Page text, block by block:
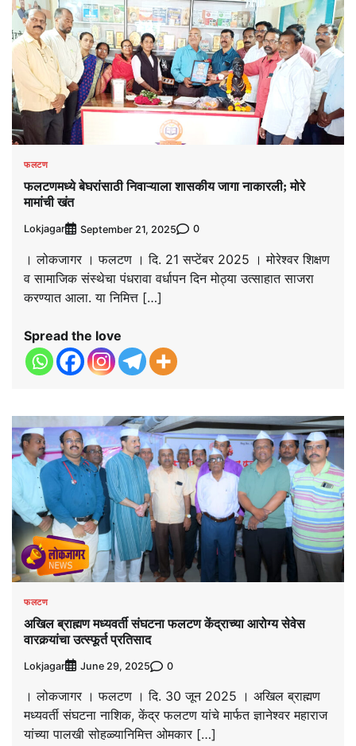
फलटण
फलटणमध्ये बेघरांसाठी निवाऱ्याला शासकीय जागा नाकारली; मोरे
मामांची खंत
Lokjagar September 21, 2025 0
। लोकजागर । फलटण । दि. 21 सप्टेंबर 2025 । मोरेश्वर शिक्षण
व सामाजिक संस्थेचा पंधरावा वर्धापन दिन मोठ्या उत्साहात साजरा
करण्यात आला. या निमित्त […]
Spread the love
फलटण
अखिल ब्राह्मण मध्यवर्ती संघटना फलटण केंद्राच्या आरोग्य सेवेस
वारकर्‍यांचा उत्स्फूर्त प्रतिसाद
Lokjagar June 29, 2025 0
। लोकजागर । फलटण । दि. 30 जून 2025 । अखिल ब्राह्मण
मध्यवर्ती संघटना नाशिक, केंद्र फलटण यांचे मार्फत ज्ञानेश्वर महाराज
यांच्या पालखी सोहळ्यानिमित्त ओमकार […]